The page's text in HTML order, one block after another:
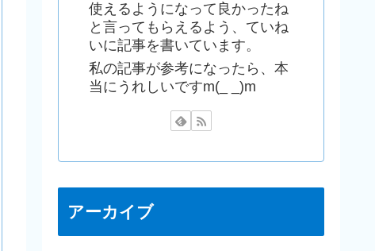
使えるようになって良かったね
と言ってもらえるよう、ていね
いに記事を書いています。
私の記事が参考になったら、本
当にうれしいですm(_ _)m
アーカイブ